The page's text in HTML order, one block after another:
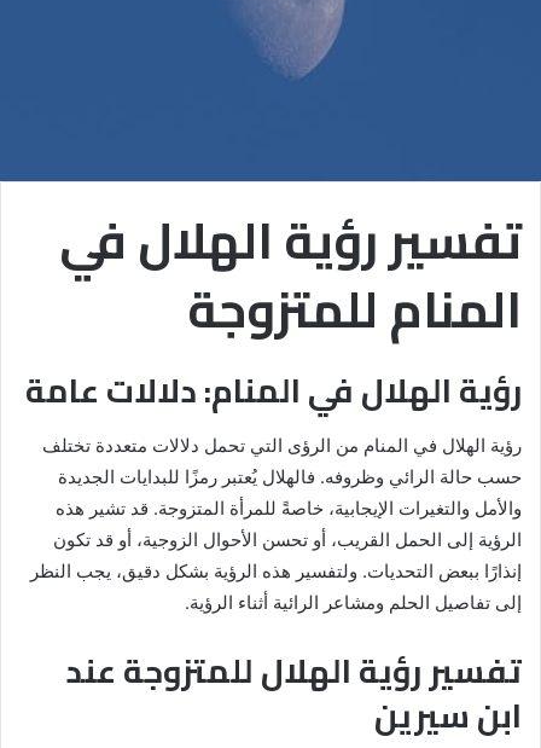
تفسير رؤية الهلال في
المنام للمتزوجة
رؤية الهلال في المنام: دلالات عامة
رؤية الهلال في المنام من الرؤى التي تحمل دلالات متعددة تختلف
حسب حالة الرائي وظروفه. فالهلال يُعتبر رمزًا للبدايات الجديدة
والأمل والتغيرات الإيجابية، خاصةً للمرأة المتزوجة. قد تشير هذه
الرؤية إلى الحمل القريب، أو تحسن الأحوال الزوجية، أو قد تكون
إنذارًا ببعض التحديات. ولتفسير هذه الرؤية بشكل دقيق، يجب النظر
إلى تفاصيل الحلم ومشاعر الرائية أثناء الرؤية.
تفسير رؤية الهلال للمتزوجة عند
ابن سيرين